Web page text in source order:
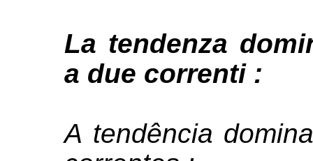
La tendenza
a due correnti :
A tendência